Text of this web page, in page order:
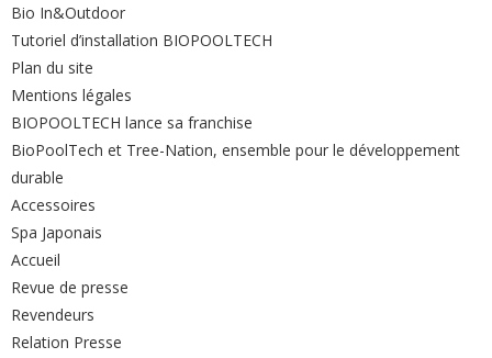
Bio In&Outdoor
Tutoriel d’installation BIOPOOLTECH
Plan du site
Mentions légales
BIOPOOLTECH lance sa franchise
BioPoolTech et Tree-Nation, ensemble pour le développement
durable
Accessoires
Spa Japonais
Accueil
Revue de presse
Revendeurs
Relation Presse